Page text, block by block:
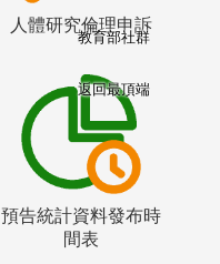
人體研究倫理申訴
預告統計資料發布時
間表
教育部社群
返回最頂端